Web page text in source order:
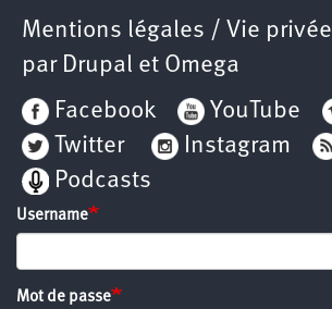
Mentions légales / Vie privée
par Drupal et Omega
Facebook
YouTube
Twitter
Instagram
Podcasts
Username
Mot de passe